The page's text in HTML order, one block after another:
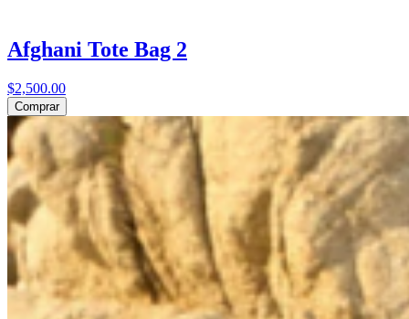
Afghani Tote Bag 2
$2,500.00
Comprar